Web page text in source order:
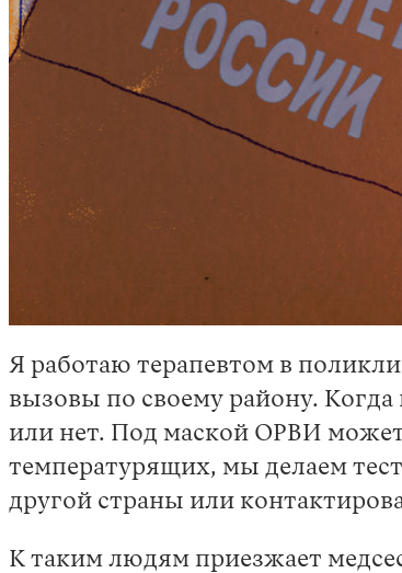
Я работаю терапевтом в
вызовы по своему району.
или нет. Под маской ОРВИ может
температурящих, мы делаем
другой страны или
К таким людям приезжает